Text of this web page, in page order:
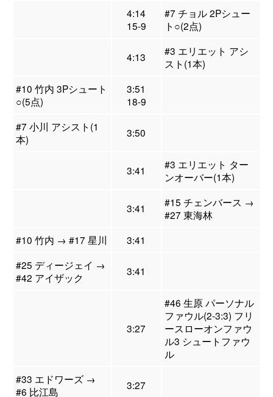
4:14
15-9
#7 チョル 2Pシュー
ト○(2点)
4:13
#3 エリエット アシ
スト(1本)
#10 竹内 3Pシュート
○(5点)
3:51
18-9
#7 小川 アシスト(1
本)
3:50
3:41
#3 エリエット ター
ンオーバー(1本)
3:41
#15 チェンバース →
#27 東海林
#10 竹内 → #17 星川
3:41
#25 ディージェイ →
#42 アイザック
3:41
3:27
#46 生原 パーソナル
ファウル(2-3:3) フリ
ースローオンファウ
ル3 シュートファウ
ル
#33 エドワーズ →
#6 比江島
3:27